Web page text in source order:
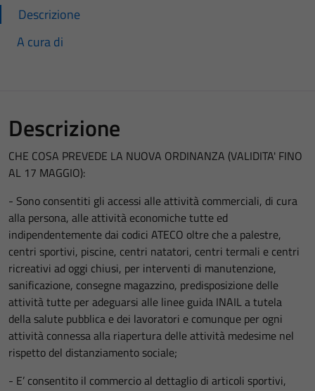
Descrizione
A cura di
Descrizione
CHE COSA PREVEDE LA NUOVA ORDINANZA (VALIDITA' FINO
AL 17 MAGGIO):
- Sono consentiti gli accessi alle attività commerciali, di cura
alla persona, alle attività economiche tutte ed
indipendentemente dai codici ATECO oltre che a palestre,
centri sportivi, piscine, centri natatori, centri termali e centri
ricreativi ad oggi chiusi, per interventi di manutenzione,
sanificazione, consegne magazzino, predisposizione delle
attività tutte per adeguarsi alle linee guida INAIL a tutela
della salute pubblica e dei lavoratori e comunque per ogni
attività connessa alla riapertura delle attività medesime nel
rispetto del distanziamento sociale;
- E’ consentito il commercio al dettaglio di articoli sportivi,